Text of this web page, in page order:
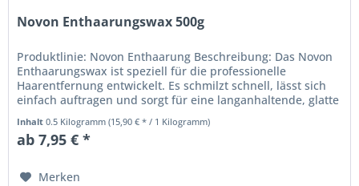
Novon Enthaarungswax 500g
Produktlinie: Novon Enthaarung Beschreibung: Das Novon
Enthaarungswax ist speziell für die professionelle
Haarentfernung entwickelt. Es schmilzt schnell, lässt sich
einfach auftragen und sorgt für eine langanhaltende, glatte
Haut. Es...
Inhalt0.5 Kilogramm(15,90 € * / 1 Kilogramm)
ab 7,95 € *
Merken